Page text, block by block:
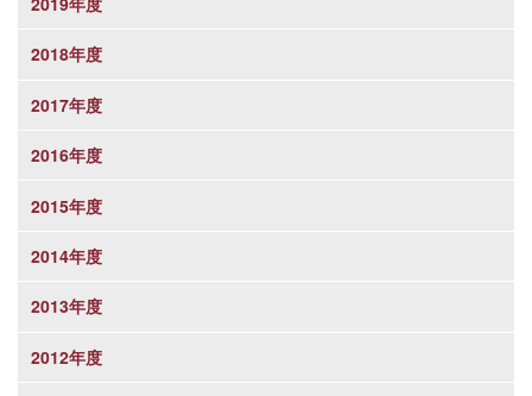
2018年度
2017年度
2016年度
2015年度
2014年度
2013年度
2012年度